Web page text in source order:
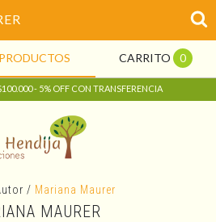
PRODUCTOS CARRITO 0
- 5% OFF CON TRANSFERENCIA
/ Mariana Maurer
MAURER